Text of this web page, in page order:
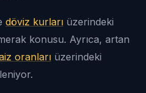
döviz kurları üzerindeki
konusu. Ayrıca, artan
oranları üzerindeki